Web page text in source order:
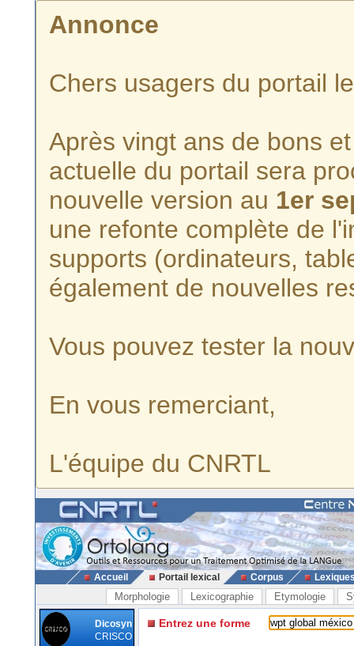
Annonce
Chers usagers du portail
Après vingt ans de bons
actuelle du portail sera
nouvelle version au 1er
une refonte complète de
supports (ordinateurs,
également de nouvelles
Vous pouvez tester la
En vous remerciant,
L'équipe du CNRTL
Accueil Portail lexical Corpus
Morphologie Lexicographie Etymologie
Dicosyn
CRISCO
Entrez une forme